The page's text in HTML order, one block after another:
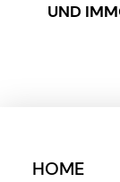
UND
HOME